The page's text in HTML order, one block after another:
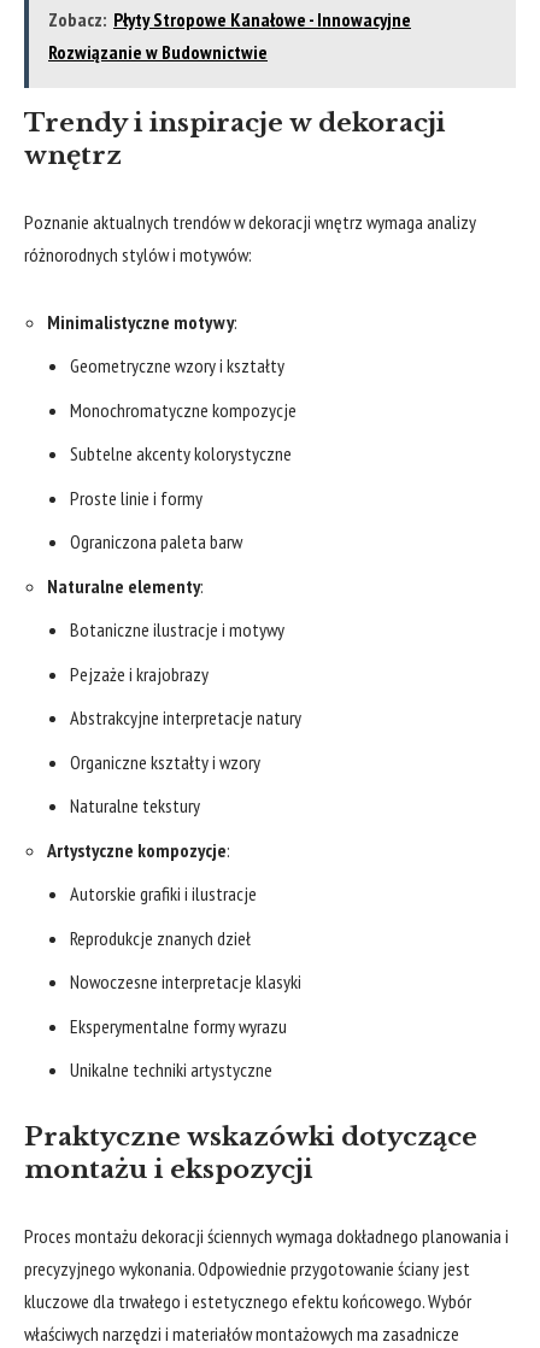
Zobacz: Płyty Stropowe Kanałowe - Innowacyjne
Rozwiązanie w Budownictwie
Trendy i inspiracje w dekoracji
wnętrz
Poznanie aktualnych trendów w dekoracji wnętrz wymaga analizy
różnorodnych stylów i motywów:
Minimalistyczne motywy:
Geometryczne wzory i kształty
Monochromatyczne kompozycje
Subtelne akcenty kolorystyczne
Proste linie i formy
Ograniczona paleta barw
Naturalne elementy:
Botaniczne ilustracje i motywy
Pejzaże i krajobrazy
Abstrakcyjne interpretacje natury
Organiczne kształty i wzory
Naturalne tekstury
Artystyczne kompozycje:
Autorskie grafiki i ilustracje
Reprodukcje znanych dzieł
Nowoczesne interpretacje klasyki
Eksperymentalne formy wyrazu
Unikalne techniki artystyczne
Praktyczne wskazówki dotyczące
montażu i ekspozycji
Proces montażu dekoracji ściennych wymaga dokładnego planowania i
precyzyjnego wykonania. Odpowiednie przygotowanie ściany jest
kluczowe dla trwałego i estetycznego efektu końcowego. Wybór
właściwych narzędzi i materiałów montażowych ma zasadnicze